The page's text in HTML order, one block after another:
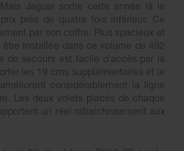
Jaguar sortie cette année là le
près de quatre fois inférieur. Ce
par son coffre. Plus spacieux et
installée dans ce volume de 492
de secours est facile d'accès par la
les 19 cms supplémentaires et le
considérablement la ligne
Les deux volets placés de chaque
un réel rafraichissement aux